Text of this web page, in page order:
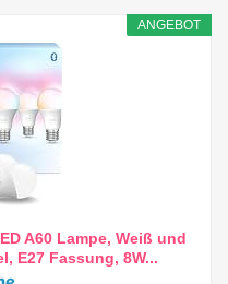
ANGEBOT
A60 Lampe, Weiß und
E27 Fassung, 8W...